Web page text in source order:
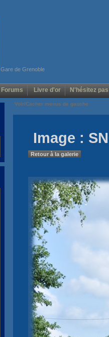
Gare de Grenoble
Forums Livre d'or N'hésitez
Voir/Cacher menus de gauche
Image :
Retour à la galerie